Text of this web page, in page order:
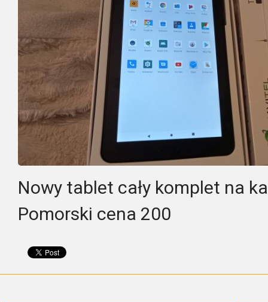
Nowy tablet cały komplet na
Pomorski cena 200